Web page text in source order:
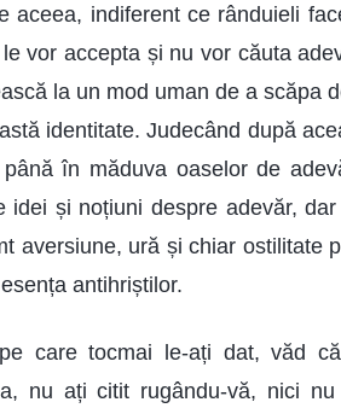
aceea, indiferent ce rânduieli
vor accepta și nu vor căuta
la un mod uman de a scăpa
identitate. Judecând după
în măduva oaselor de
idei și noțiuni despre adevăr,
aversiune, ură și chiar ostilitate
antihriștilor.
care tocmai le-ați dat, văd
nu ați citit rugându-vă, nici